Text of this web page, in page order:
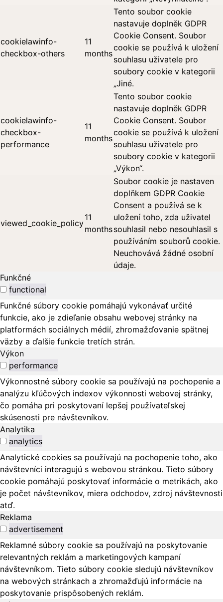
cookielawinfo-
checkbox-others
11
months
Tento soubor cookie
nastavuje doplněk GDPR
Cookie Consent. Soubor
cookie se používá k uložení
souhlasu uživatele pro
soubory cookie v kategorii
„Jiné.
cookielawinfo-
checkbox-
performance
11
months
Tento soubor cookie
nastavuje doplněk GDPR
Cookie Consent. Soubor
cookie se používá k uložení
souhlasu uživatele pro
soubory cookie v kategorii
„Výkon“.
viewed_cookie_policy
11
months
Soubor cookie je nastaven
doplňkem GDPR Cookie
Consent a používá se k
uložení toho, zda uživatel
souhlasil nebo nesouhlasil s
používáním souborů cookie.
Neuchovává žádné osobní
údaje.
Funkčné
functional
Funkčné súbory cookie pomáhajú vykonávať určité
funkcie, ako je zdieľanie obsahu webovej stránky na
platformách sociálnych médií, zhromažďovanie spätnej
väzby a ďalšie funkcie tretích strán.
Výkon
performance
Výkonnostné súbory cookie sa používajú na pochopenie a
analýzu kľúčových indexov výkonnosti webovej stránky,
čo pomáha pri poskytovaní lepšej používateľskej
skúsenosti pre návštevníkov.
Analytika
analytics
Analytické cookies sa používajú na pochopenie toho, ako
návštevníci interagujú s webovou stránkou. Tieto súbory
cookie pomáhajú poskytovať informácie o metrikách, ako
je počet návštevníkov, miera odchodov, zdroj návštevnosti
atď.
Reklama
advertisement
Reklamné súbory cookie sa používajú na poskytovanie
relevantných reklám a marketingových kampaní
návštevníkom. Tieto súbory cookie sledujú návštevníkov
na webových stránkach a zhromažďujú informácie na
poskytovanie prispôsobených reklám.